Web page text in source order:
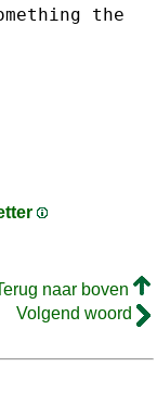
the
naar boven
Volgend woord